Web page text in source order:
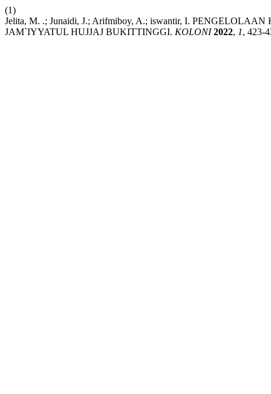
(1)
Jelita, M. .; Junaidi, J.; Arifmiboy, A.; iswantir, I.
JAM`IYYATUL HUJJAJ BUKITTINGGI. KOLONI 2022, 1, 423-